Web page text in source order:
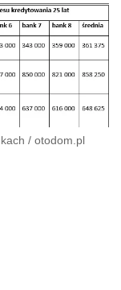
/ otodom.pl